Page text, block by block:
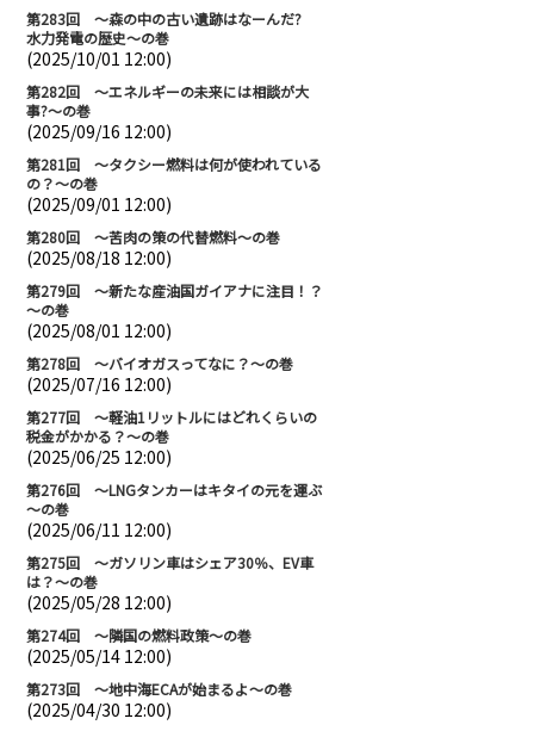
第283回 ～森の中の古い遺跡はなーんだ?
水力発電の歴史～の巻
(2025/10/01 12:00)
第282回 ～エネルギーの未来には相談が大
事?～の巻
(2025/09/16 12:00)
第281回 ～タクシー燃料は何が使われている
の？～の巻
(2025/09/01 12:00)
第280回 ～苦肉の策の代替燃料～の巻
(2025/08/18 12:00)
第279回 ～新たな産油国ガイアナに注目！？
～の巻
(2025/08/01 12:00)
第278回 ～バイオガスってなに？～の巻
(2025/07/16 12:00)
第277回 ～軽油1リットルにはどれくらいの
税金がかかる？～の巻
(2025/06/25 12:00)
第276回 ～LNGタンカーはキタイの元を運ぶ
～の巻
(2025/06/11 12:00)
第275回 ～ガソリン車はシェア30％、EV車
は？～の巻
(2025/05/28 12:00)
第274回 ～隣国の燃料政策～の巻
(2025/05/14 12:00)
第273回 ～地中海ECAが始まるよ～の巻
(2025/04/30 12:00)